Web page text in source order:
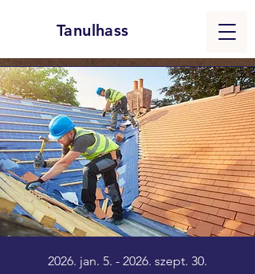
Tanulhass
2026. jan. 5. - 2026. szept. 30.